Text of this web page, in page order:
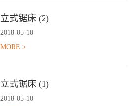
立式锯床 (2)
2018-05-10
MORE >
立式锯床 (1)
2018-05-10